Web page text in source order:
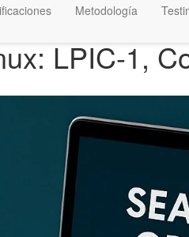
Metodología
LPIC-1,